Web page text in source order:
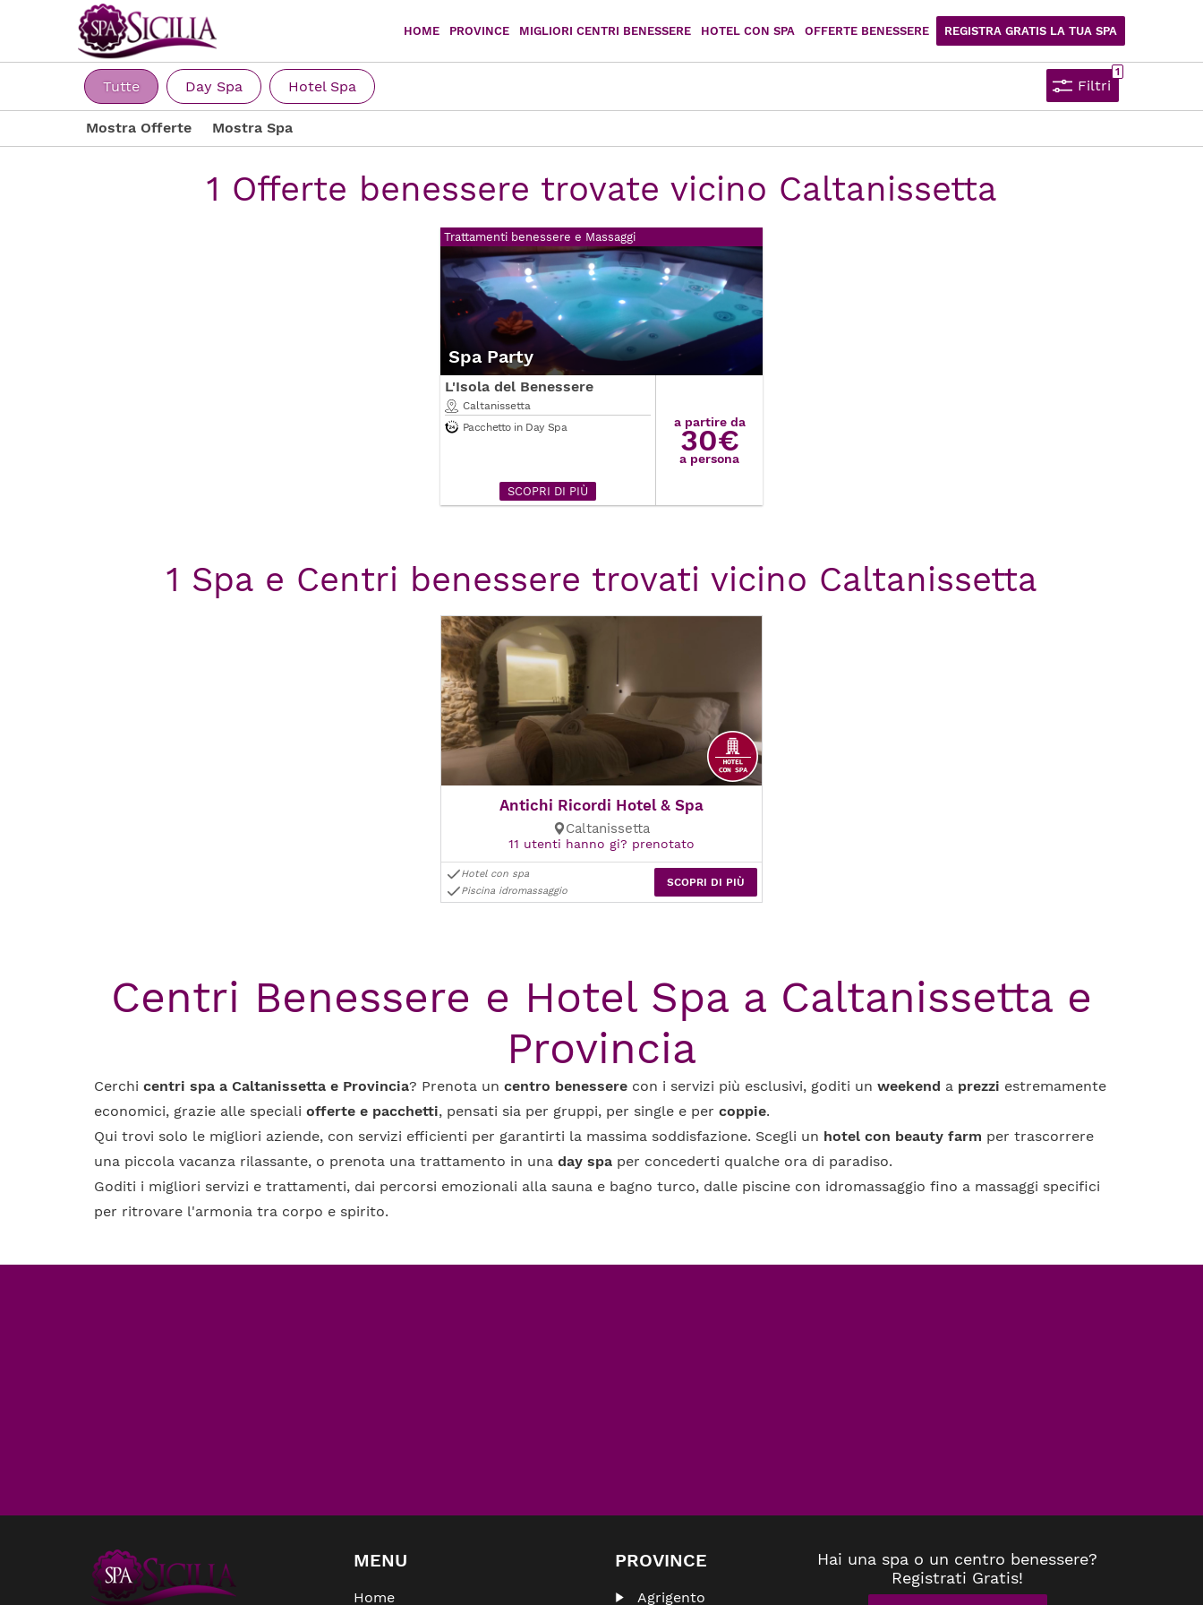
HOME PROVINCE
Trapani
MIGLIORI CENTRI BENESSERE HOTEL CON SPA OFFERTE BENESSERE REGISTRA GRATIS LA TUA SPA
Mostra Offerte Mostra Spa
1 Offerte benessere trovate vicino Caltanissetta
Trattamenti benessere e Massaggi
Spa Party
L'Isola del Benessere
Caltanissetta
Pacchetto in Day Spa
SCOPRI DI PIÙ
a partire da
30€
a persona
1 Spa e Centri benessere trovati vicino Caltanissetta
Antichi Ricordi Hotel & Spa
Caltanissetta
11 utenti hanno gi? prenotato
SCOPRI DI PIÙ
Hotel con spa
Piscina idromassaggio
Centri Benessere e Hotel Spa a Caltanissetta e
Provincia
Cerchi centri spa a Caltanissetta e Provincia? Prenota un centro benessere con i servizi più esclusivi, goditi un weekend a prezzi estremamente
economici, grazie alle speciali offerte e pacchetti, pensati sia per gruppi, per single e per coppie.
Qui trovi solo le migliori aziende, con servizi efficienti per garantirti la massima soddisfazione. Scegli un hotel con beauty farm per trascorrere
una piccola vacanza rilassante, o prenota una trattamento in una day spa per concederti qualche ora di paradiso.
Goditi i migliori servizi e trattamenti, dai percorsi emozionali alla sauna e bagno turco, dalle piscine con idromassaggio fino a massaggi specifici
per ritrovare l'armonia tra corpo e spirito.
Tutte Day Spa Hotel Spa Filtri
MENU
Home
PROVINCE
Agrigento
Hai una spa o un centro benessere?
Registrati Gratis!